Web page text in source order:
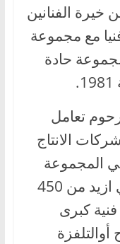
الفنانين
مع مجموعة
حادة
تعامل
الانتاج
المجموعة
والتي عرفت انتشارا كبيرا في ازيد من 450
كبرى